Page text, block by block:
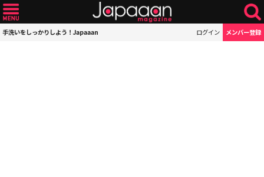
手洗いをしっかりしよう！Japaaan ログイン メンバー登録